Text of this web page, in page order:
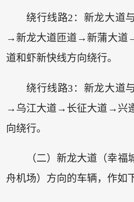
绕行线路2：新龙大道
→新龙大道匝道→新蒲大道
道和虾新快线方向绕行。
绕行线路3：新龙大道
→乌江大道→长征大道→兴
向绕行。
（二）新龙大道（幸
舟机场）方向的车辆，作如